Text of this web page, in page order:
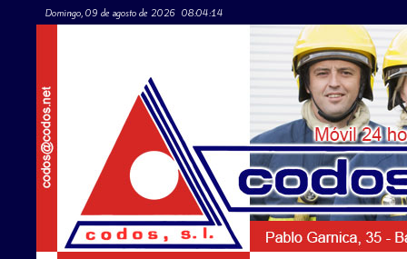
Domingo, 09 de agosto de 2026 08:04:14